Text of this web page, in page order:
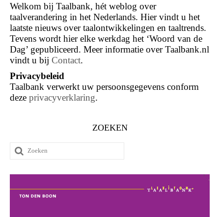
Welkom bij Taalbank, hét weblog over
taalverandering in het Nederlands. Hier vindt u het
laatste nieuws over taalontwikkelingen en taaltrends.
Tevens wordt hier elke werkdag het ‘Woord van de
Dag’ gepubliceerd. Meer informatie over Taalbank.nl
vindt u bij Contact.
Privacybeleid
Taalbank verwerkt uw persoonsgegevens conform
deze privacyverklaring.
ZOEKEN
Zoeken
naar: